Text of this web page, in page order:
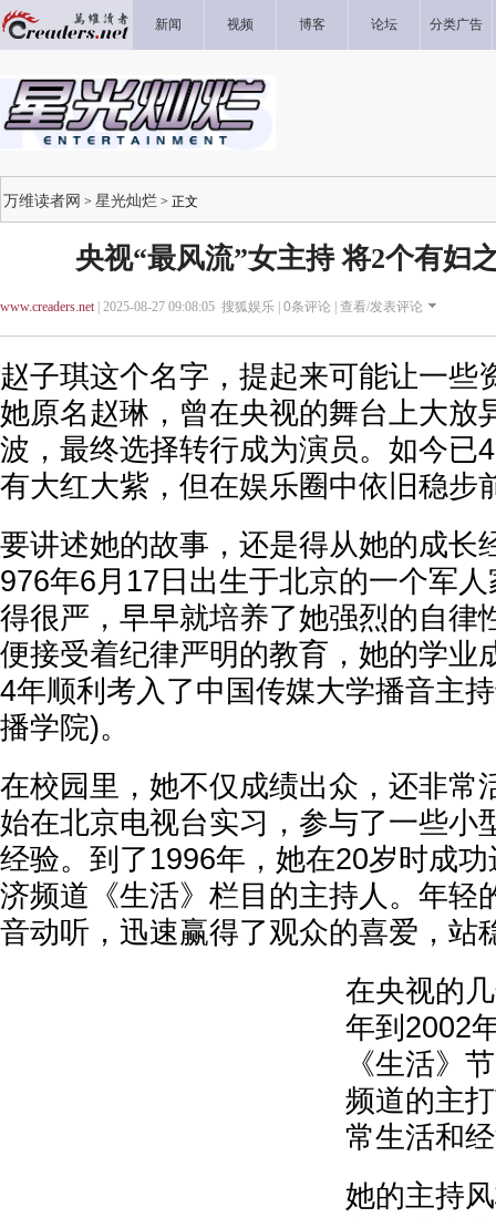
新闻 视频 博客 论坛 分类广告
万维读者网 > 星光灿烂 > 正文
央视“最风流”女主持 将2个有妇
www.creaders.net| 2025-08-27 09:08:05 搜狐娱乐 | 0条评论 | 查看/发表评论
赵子琪这个名字，提起来可能让一些
她原名赵琳，曾在央视的舞台上大放
波，最终选择转行成为演员。如今已
有大红大紫，但在娱乐圈中依旧稳步
要讲述她的故事，还是得从她的成长
976年6月17日出生于北京的一个军
得很严，早早就培养了她强烈的自律
便接受着纪律严明的教育，她的学业
4年顺利考入了中国传媒大学播音主
播学院)。
在校园里，她不仅成绩出众，还非常
始在北京电视台实习，参与了一些小
经验。到了1996年，她在20岁时成
济频道《生活》栏目的主持人。年轻
音动听，迅速赢得了观众的喜爱，站
在央视的
年到2002
《生活》
频道的主
常生活和
她的主持